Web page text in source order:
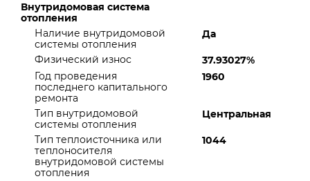
Внутридомовая система
отопления
Наличие внутридомовой
системы отопления
Да
Физический износ
37.93027%
Год проведения
последнего капитального
ремонта
1960
Тип внутридомовой
системы отопления
Центральная
Тип теплоисточника или
теплоносителя
внутридомовой системы
отопления
1044